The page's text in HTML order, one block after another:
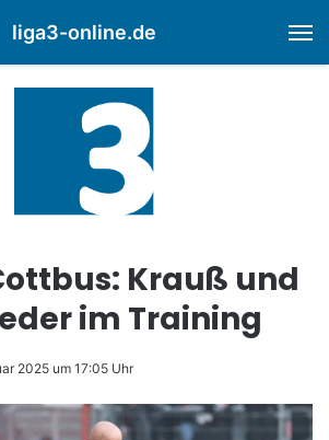
liga3-online.de
Krauß und
im Training
2025 um 17:05 Uhr